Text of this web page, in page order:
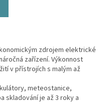
zdrojem elektrické
zařízení. Výkonnost
v přístrojích s malým až
meteostanice,
skladování je až 3 roky a